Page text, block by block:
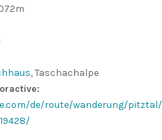
, Taschachalpe
de/route/wanderung/